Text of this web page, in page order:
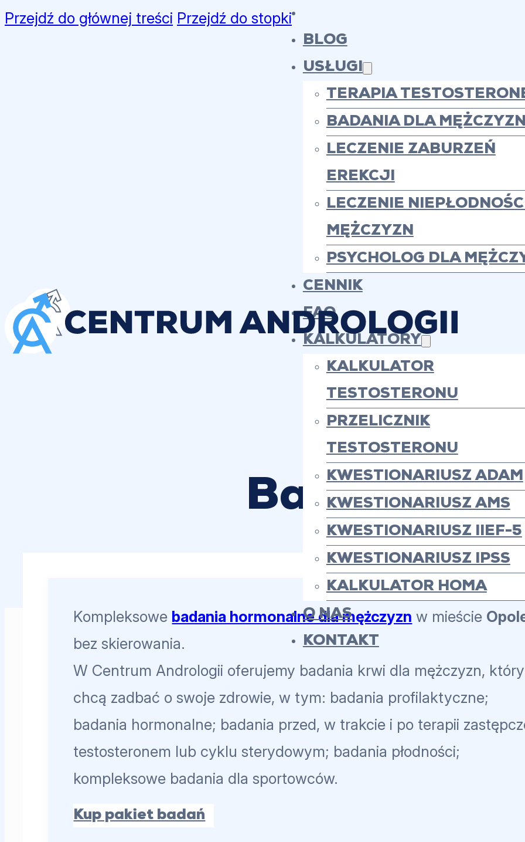
Przejdź do głównej treści Przejdź do stopki
BLOG
USŁUGI
TERAPIA
BADANIA DLA
LECZENIE ZABURZEŃ
EREKCJI
LECZENIE
MĘŻCZYZN
PSYCHOLOG DLA
CENNIK
FAQ
KALKULATORY
KALKULATOR
TESTOSTERONU
PRZELICZNIK
TESTOSTERONU
KWESTIONARIUSZ ADAM
KWESTIONARIUSZ AMS
KWESTIONARIUSZ IIEF-5
KWESTIONARIUSZ IPSS
KALKULATOR HOMA
O NAS
KONTAKT
Badania
Kompleksowe badania hormonalne dla mężczyzn w mieście
bez skierowania.
W Centrum Andrologii oferujemy badania krwi dla mężczyzn, który
chcą zadbać o swoje zdrowie, w tym: badania profilaktyczne;
badania hormonalne; badania przed, w trakcie i po terapii
testosteronem lub cyklu sterydowym; badania płodności;
kompleksowe badania dla sportowców.
Kup pakiet badań